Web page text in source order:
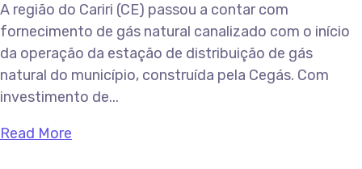
A região do Cariri (CE) passou a contar com
fornecimento de gás natural canalizado com o início
da operação da estação de distribuição de gás
natural do município, construída pela Cegás. Com
investimento de...
Read More